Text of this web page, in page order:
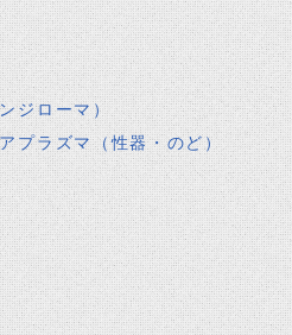
ジローマ）
プラズマ（性器・のど）